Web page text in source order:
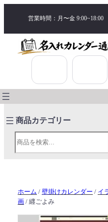
営業時間：月〜金
検索
ホーム / 壁掛けカレンダー / イ
画 / 纒ごよみ